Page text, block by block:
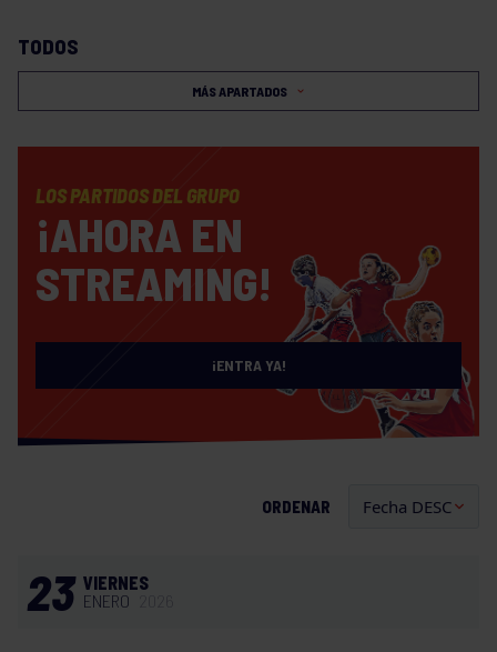
TODOS
MÁS APARTADOS
LOS PARTIDOS DEL GRUPO
¡AHORA EN
STREAMING!
¡ENTRA YA!
ORDENAR
23 VIERNES
ENERO